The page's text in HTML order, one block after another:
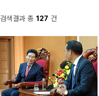
검색결과 총 127 건